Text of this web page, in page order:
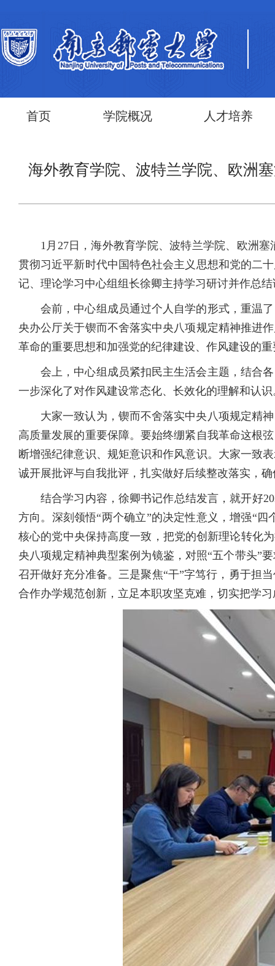
首页 学院概况 人才培养
海外教育学院、波特兰学院、欧洲
1月27日，海外教育学院、波特兰学院、欧洲
贯彻习近平新时代中国特色社会主义思想和党的二
记、理论学习中心组组长徐卿主持学习研讨并作总
会前，中心组成员通过个人自学的形式，重温
央办公厅关于锲而不舍落实中央八项规定精神推进
革命的重要思想和加强党的纪律建设、作风建设的
会上，中心组成员紧扣民主生活会主题，结合
一步深化了对作风建设常态化、长效化的理解和认识
大家一致认为，锲而不舍落实中央八项规定精
高质量发展的重要保障。要始终绷紧自我革命这根
断增强纪律意识、规矩意识和作风意识。大家一致
诚开展批评与自我批评，扎实做好后续整改落实，
结合学习内容，徐卿书记作总结发言，就开好
方向。深刻领悟“两个确立”的决定性意义，增强“
核心的党中央保持高度一致，把党的创新理论转化
央八项规定精神典型案例为镜鉴，对照“五个带头”
召开做好充分准备。三是聚焦“干”字笃行，勇于担
合作办学规范创新，立足本职攻坚克难，切实把学